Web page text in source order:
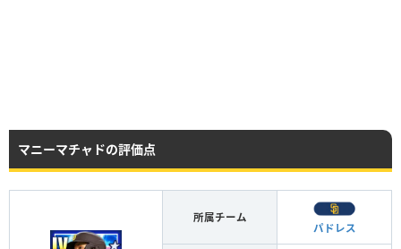
マニーマチャドの評価点
所属チーム
パドレス